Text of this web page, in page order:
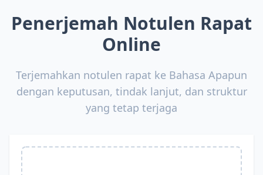
Penerjemah Notulen Rapat
Online
Terjemahkan notulen rapat ke Bahasa Apapun
dengan keputusan, tindak lanjut, dan struktur
yang tetap terjaga